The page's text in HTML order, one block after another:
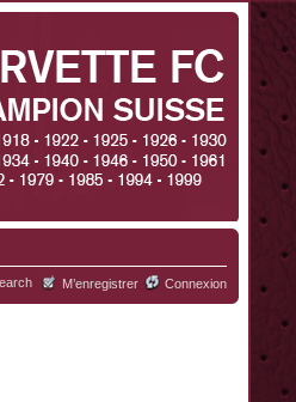
M’enregistrer Connexion